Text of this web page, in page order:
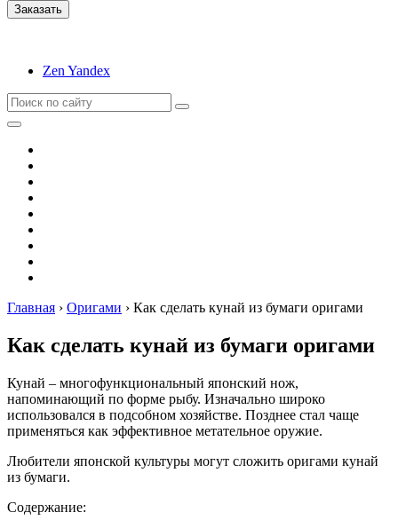
Zen Yandex
Главная › Оригами › Как сделать кунай из бумаги оригами
Как сделать кунай из бумаги оригами
Кунай – многофункциональный японский нож,
напоминающий по форме рыбу. Изначально широко
использовался в подсобном хозяйстве. Позднее стал чаще
применяться как эффективное метательное оружие.
Любители японской культуры могут сложить оригами кунай
из бумаги.
Содержание: